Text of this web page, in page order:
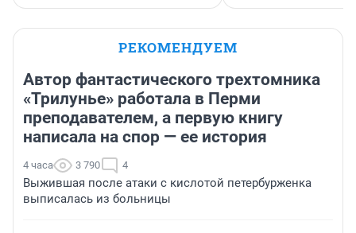
РЕКОМЕНДУЕМ
Автор фантастического трехтомника
«Трилунье» работала в Перми
преподавателем, а первую книгу
написала на спор — ее история
4 часа 3 790 4
Выжившая после атаки с кислотой петербурженка
выписалась из больницы